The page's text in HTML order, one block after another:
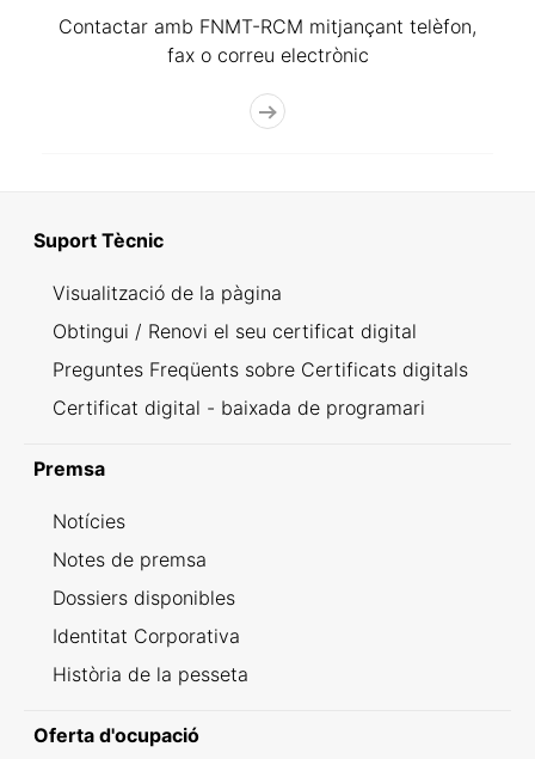
Contactar amb FNMT-RCM mitjançant telèfon,
fax o correu electrònic
Suport Tècnic
Visualització de la pàgina
Obtingui / Renovi el seu certificat digital
Preguntes Freqüents sobre Certificats digitals
Certificat digital - baixada de programari
Premsa
Notícies
Notes de premsa
Dossiers disponibles
Identitat Corporativa
Història de la pesseta
Oferta d'ocupació